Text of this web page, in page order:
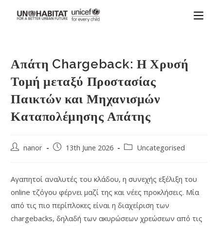
Απάτη Chargeback: Η Χρυσή
Τομή μεταξύ Προστασίας
Παικτών και Μηχανισμών
Καταπολέμησης Απάτης
nanor 13th June 2026 Uncategorised
Αγαπητοί αναλυτές του κλάδου, η συνεχής εξέλιξη του
online τζόγου φέρνει μαζί της και νέες προκλήσεις. Μία
από τις πιο περίπλοκες είναι η διαχείριση των
chargebacks, δηλαδή των ακυρώσεων χρεώσεων από τις